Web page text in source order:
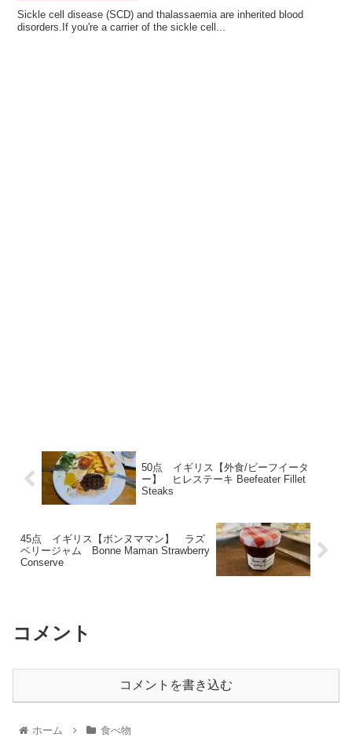
Sickle cell disease (SCD) and thalassaemia are inherited blood
disorders.If you're a carrier of the sickle cell...
50点 イギリス【外食/ビーフイータ
ー】 ヒレステーキ Beefeater Fillet
Steaks
45点 イギリス【ボンヌママン】 ラズ
ベリージャム Bonne Maman Strawberry
Conserve
コメント
コメントを書き込む
ホーム 食べ物